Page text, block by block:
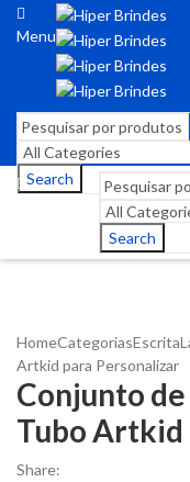
Menu
Search
Search
HomeCategoriasEscrita
Artkid para Personalizar
Conjunto de
Tubo Artkid
Share: